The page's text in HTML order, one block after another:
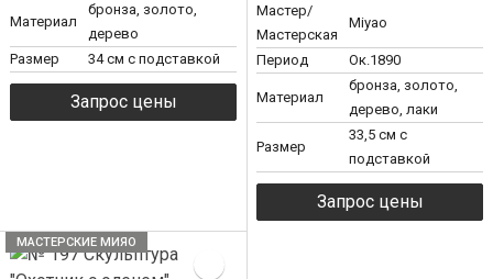
Материал
бронза, золото,
дерево
Размер
34 см с подставкой
Мастер/
Мастерская
Miyao
Период Ок.1890
Материал
бронза, золото,
дерево, лаки
Размер
33,5 см с
подставкой
МАСТЕРСКИЕ МИЯО